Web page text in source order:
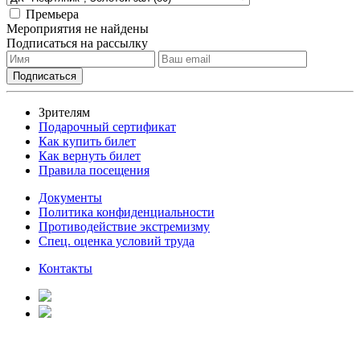
Премьера
Мероприятия не найдены
Подписаться на рассылку
Зрителям
Подарочный сертификат
Как купить билет
Как вернуть билет
Правила посещения
Документы
Политика конфиденциальности
Противодействие экстремизму
Спец. оценка условий труда
Контакты